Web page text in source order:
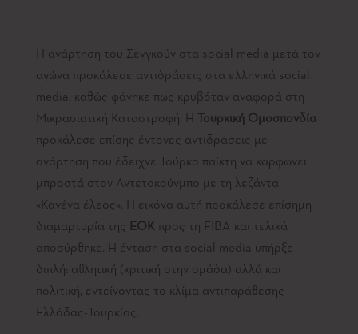
Η ανάρτηση του Σενγκούν στα social media μετά τον
αγώνα προκάλεσε αντιδράσεις στα ελληνικά social
media, καθώς φάνηκε πως κρυβόταν αναφορά στη
Μικρασιατική Καταστροφή. Η
Τουρκική Ομοσπονδία
προκάλεσε επίσης έντονες αντιδράσεις με
ανάρτηση που έδειχνε Τούρκο παίκτη να καρφώνει
μπροστά στον Αντετοκούνμπο με τη λεζάντα
«Κανένα έλεος». Η εικόνα αυτή προκάλεσε επίσημη
διαμαρτυρία της ΕΟΚ προς τη FIBA και τελικά
αποσύρθηκε. Η ένταση στα social media υπήρξε
διπλή: αθλητική (κριτική στην ομάδα) αλλά και
πολιτική, εντείνοντας το κλίμα αντιπαράθεσης
Ελλάδας-Τουρκίας.